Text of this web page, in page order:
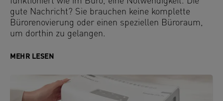
gute Nachricht? Sie brauchen keine komplette
Bürorenovierung oder einen speziellen Büroraum,
um dorthin zu gelangen.
MEHR LESEN